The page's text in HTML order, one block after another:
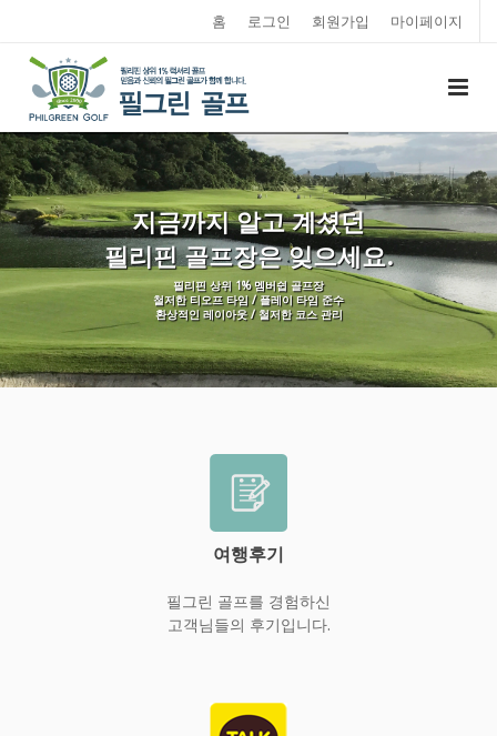
홈 로그인 회원가입 마이페이지
지금까지 알고 계셨던
필리핀 골프장은 잊으세요.
필리핀 상위 1% 멤버쉽 골프장
철저한 티오프 타임 / 플레이 타임 준수
환상적인 레이아웃 / 철저한 코스 관리
여행후기
필그린 골프를 경험하신
고객님들의 후기입니다.